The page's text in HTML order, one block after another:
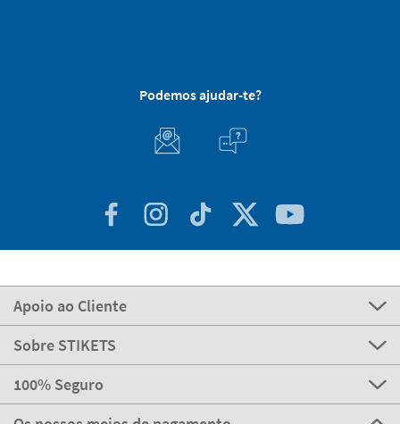
Podemos ajudar-te?
Apoio ao Cliente
Sobre STIKETS
100% Seguro